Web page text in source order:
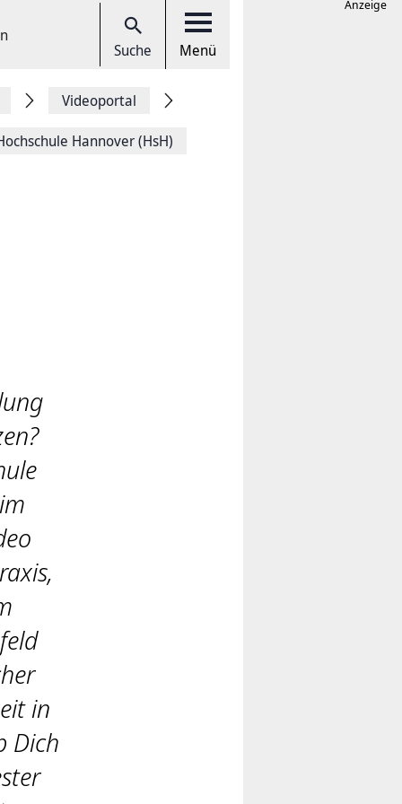
Suche Menü
Videoportal
Hannover (HsH)
in
Dich
Anzeige